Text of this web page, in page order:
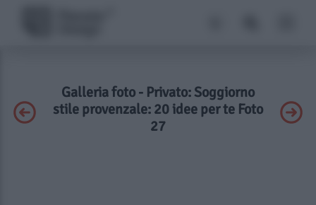
Galleria foto - Privato: Soggiorno
stile provenzale: 20 idee per te Foto
27